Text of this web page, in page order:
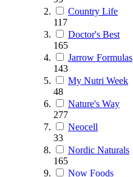
Country Life
117
Doctor's Best
165
Jarrow Formulas
143
My Nutri Week
48
Nature's Way
277
Neocell
33
Nordic Naturals
165
Now Foods